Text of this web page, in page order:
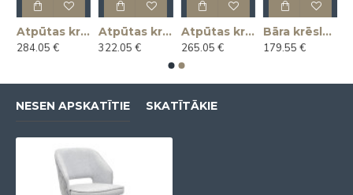
Atpūtas krēsls KLAUS
284.05 €
Atpūtas krēsls MAGNUS
322.05 €
Atpūtas krēsls MARIUS
265.05 €
Bāra krēsls ANDRE
179.55 €
NESEN APSKATĪTIE SKATĪTĀKIE